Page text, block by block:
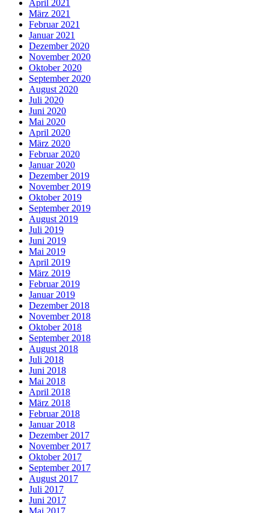
April 2021
März 2021
Februar 2021
Januar 2021
Dezember 2020
November 2020
Oktober 2020
September 2020
August 2020
Juli 2020
Juni 2020
Mai 2020
April 2020
März 2020
Februar 2020
Januar 2020
Dezember 2019
November 2019
Oktober 2019
September 2019
August 2019
Juli 2019
Juni 2019
Mai 2019
April 2019
März 2019
Februar 2019
Januar 2019
Dezember 2018
November 2018
Oktober 2018
September 2018
August 2018
Juli 2018
Juni 2018
Mai 2018
April 2018
März 2018
Februar 2018
Januar 2018
Dezember 2017
November 2017
Oktober 2017
September 2017
August 2017
Juli 2017
Juni 2017
Mai 2017